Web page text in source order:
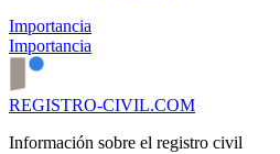
Importancia
Importancia
REGISTRO-CIVIL.COM
Información sobre el registro civil